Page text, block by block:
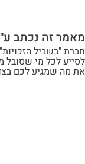
נכתב ע"י צוות
הזכויות"
מי שסובל מבעיה
לכם בצדק